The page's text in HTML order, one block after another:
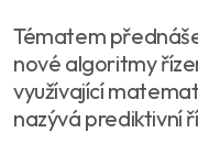
Tématem
nové algoritmy
využívající
nazývá prediktivní